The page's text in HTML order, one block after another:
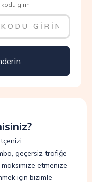
girin
geçersiz trafiğe
etmenize
için bizimle